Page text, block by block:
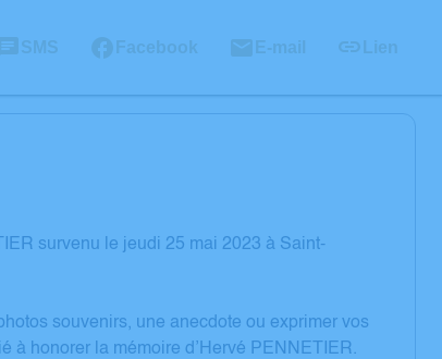
SMS Facebook E-mail Lien
survenu le jeudi 25 mai 2023 à Saint-
souvenirs, une anecdote ou exprimer vos
à honorer la mémoire d’Hervé PENNETIER.